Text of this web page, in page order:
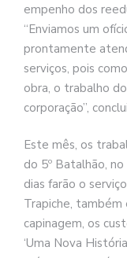
empenho dos
“Enviamos um
prontamente
serviços, pois
obra, o trabalho
corporação”,
Este mês, os
do 5º Batalhão,
dias farão o
Trapiche, também
capinagem, os
‘Uma Nova